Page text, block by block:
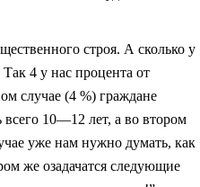
строя. А сколько у
4 у нас процента от
случае (4 %) граждане
10—12 лет, а во втором
уже нам нужно думать, как
же озадачатся следующие